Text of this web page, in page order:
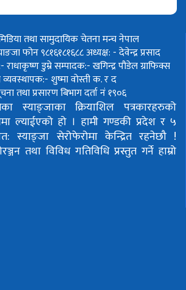
तथा सामुदायिक चेतना मन्च नेपाल
फोन ९८१६१८१६८८अध्यक्ष: - देवेन्द्र प्रसाद
राधाकृष्ण डुम्रेसम्पादक:- खगिन्द्र पौडेलग्राफिक्स
व्यवस्थापक:- शुष्मा वोस्तीक. र द
तथा प्रसारण बिभाग दर्ता नं १९०६
स्याङ्जाका क्रियाशिल पत्रकारहरुको
ल्याईएको हो । हामी गण्डकी प्रदेश र ५
स्याङ्जा सेरोफेरोमा केन्द्रित रहनेछौ !
तथा विविध गतिविधि प्रस्तुत गर्ने हाम्रो